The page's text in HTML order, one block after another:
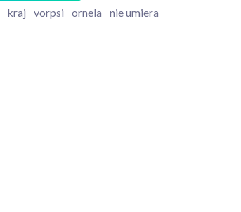
kraj vorpsi ornela nie umiera